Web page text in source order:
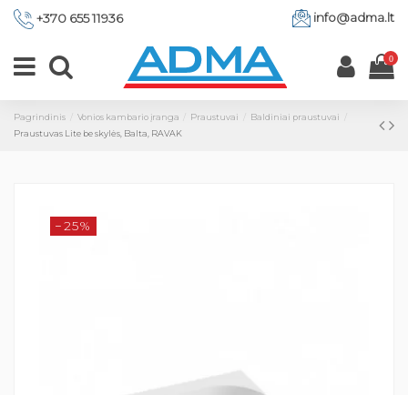
+370 655 11936 info@adma.lt
0
Pagrindinis Vonios kambario įranga Praustuvai
Baldiniai praustuvai
Praustuvas Lite be skylės, Balta, RAVAK
−25%